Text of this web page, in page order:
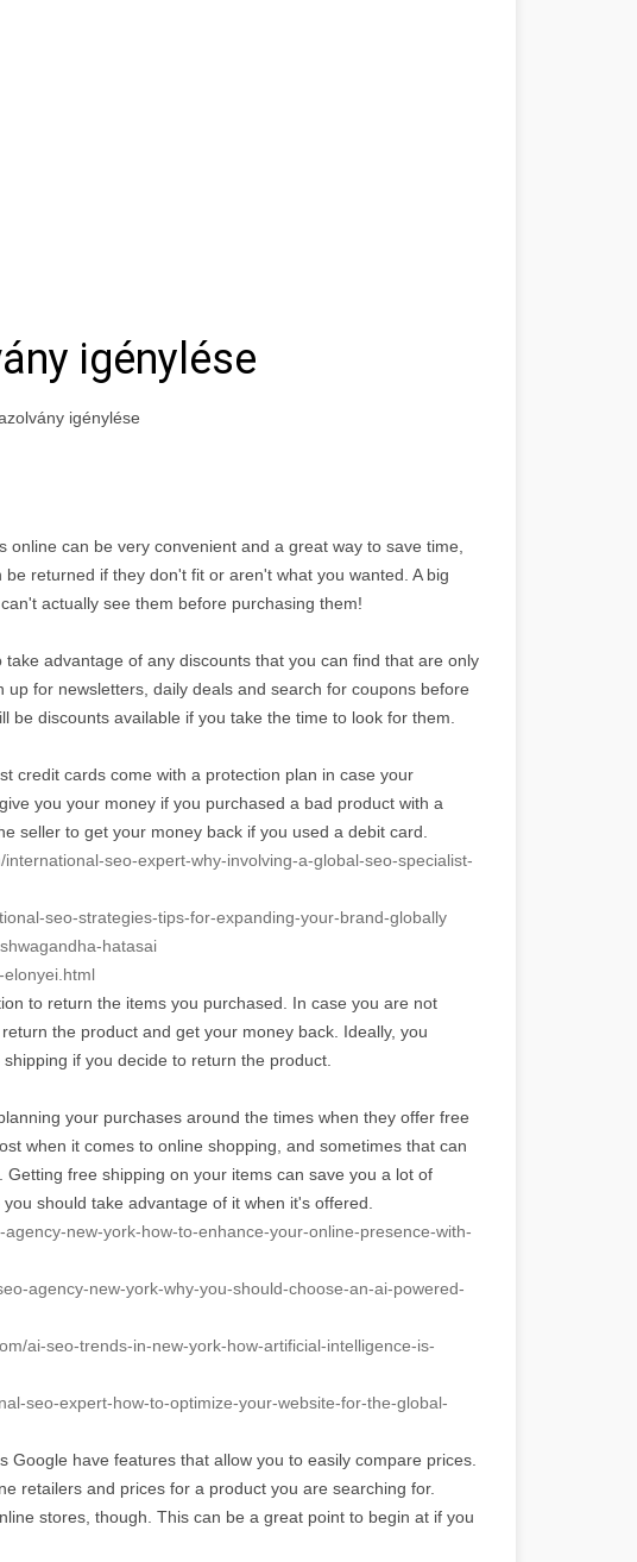
igénylése
igénylése
online can be very convenient and a great way to save time,
returned if they don't fit or aren't what you wanted. A big
actually see them before purchasing them!
advantage of any discounts that you can find that are only
for newsletters, daily deals and search for coupons before
be discounts available if you take the time to look for them.
credit cards come with a protection plan in case your
you your money if you purchased a bad product with a
seller to get your money back if you used a debit card.
international-seo-expert-why-involving-a-global-seo-specialist-
seo-strategies-tips-for-expanding-your-brand-globally
hatasai
to return the items you purchased. In case you are not
the product and get your money back. Ideally, you
if you decide to return the product.
your purchases around the times when they offer free
when it comes to online shopping, and sometimes that can
free shipping on your items can save you a lot of
should take advantage of it when it's offered.
agency-new-york-how-to-enhance-your-online-presence-with-
agency-new-york-why-you-should-choose-an-ai-powered-
ai-seo-trends-in-new-york-how-artificial-intelligence-is-
seo-expert-how-to-optimize-your-website-for-the-global-
Google have features that allow you to easily compare prices.
retailers and prices for a product you are searching for.
stores, though. This can be a great point to begin at if you